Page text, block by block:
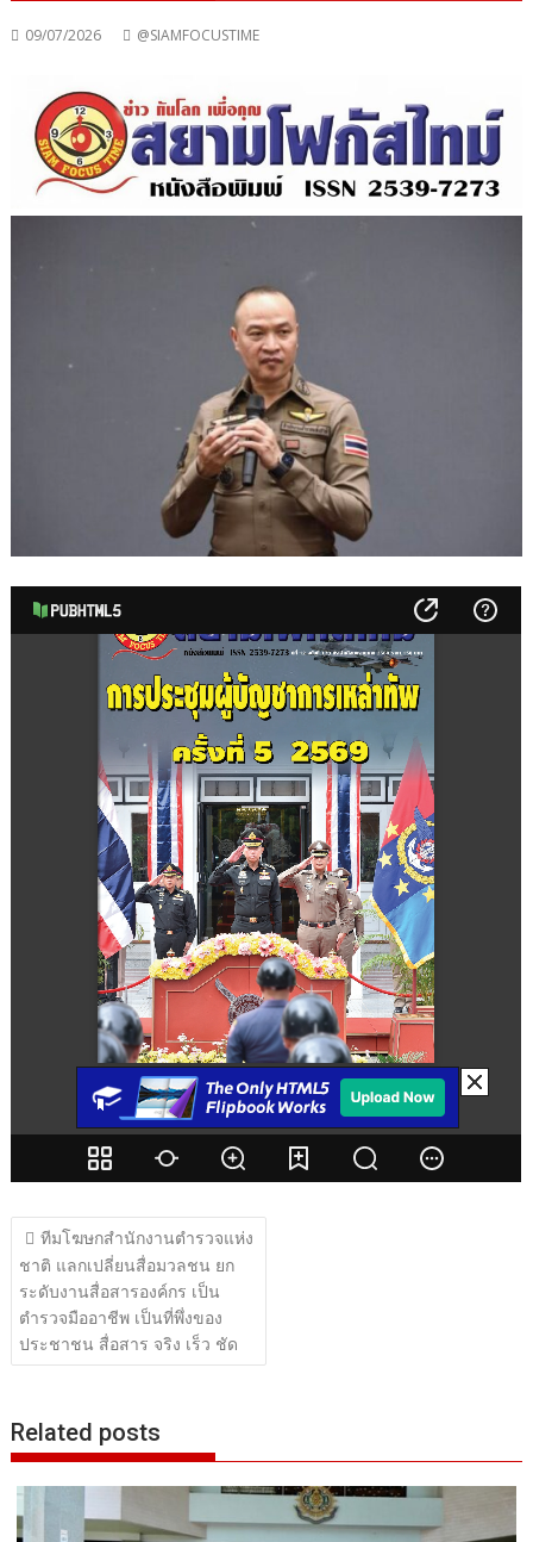
09/07/2026 @SIAMFOCUSTIME
แนะแนว
เรื่อง
ทีมโฆษกสำนักงานตำรวจแห่ง
ชาติ แลกเปลี่ยนสื่อมวลชน ยก
ระดับงานสื่อสารองค์กร เป็น
ตำรวจมืออาชีพ เป็นที่พึ่งของ
ประชาชน สื่อสาร จริง เร็ว ชัด
Related posts